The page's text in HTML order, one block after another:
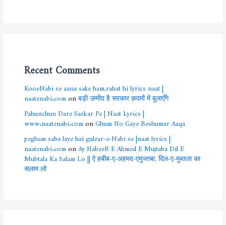
Recent Comments
KooeNabi se aana sake ham,rahat hi lyrics naat |
naatenabi.comonबड़ी उम्मीद है सरकार क़दमों में बुलाएँगे
Pahunchun Dare Sarkar Pe | Naat Lyrics |
www.naatenabi.comonGhum Ho Gaye Beshumar Aaqa
pegham saba laye hai gulzar-e-Nabi se |naat lyrics |
naatenabi.comonAy HabeeB E Ahmed E Mujtaba Dil E
Mubtala Ka Salam Lo || ऐ हबीब-ए-अहमद-एमुज्तबा, दिल-ए-मुब्तला का
सलाम लो